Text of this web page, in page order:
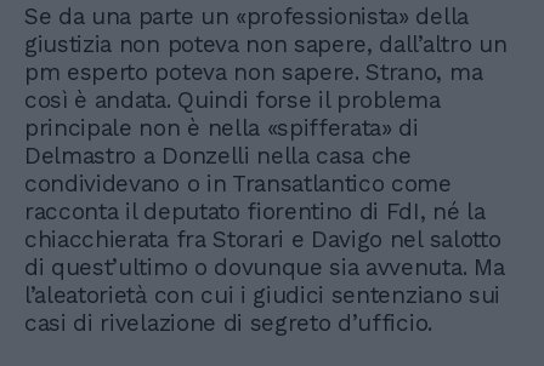
Se da una parte un «professionista» della
giustizia non poteva non sapere, dall’altro un
pm esperto poteva non sapere. Strano, ma
così è andata. Quindi forse il problema
principale non è nella «spifferata» di
Delmastro a Donzelli nella casa che
condividevano o in Transatlantico come
racconta il deputato fiorentino di FdI, né la
chiacchierata fra Storari e Davigo nel salotto
di quest’ultimo o dovunque sia avvenuta. Ma
l’aleatorietà con cui i giudici sentenziano sui
casi di rivelazione di segreto d’ufficio.